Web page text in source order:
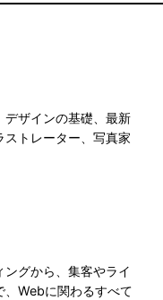
デザインの基礎、最新
トレーター、写真家
グから、集客やライ
、Webに関わるすべて